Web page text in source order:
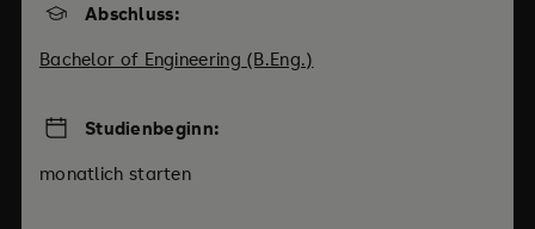
Abschluss:
Bachelor of Engineering (B.Eng.)
Studienbeginn:
monatlich starten